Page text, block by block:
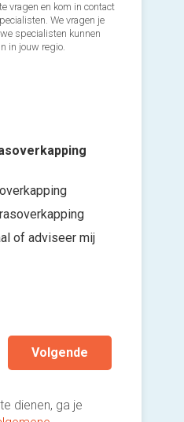
vragen en kom in contact
We vragen je
specialisten kunnen
in jouw regio.
of adviseer mij
Volgende
dienen, ga je